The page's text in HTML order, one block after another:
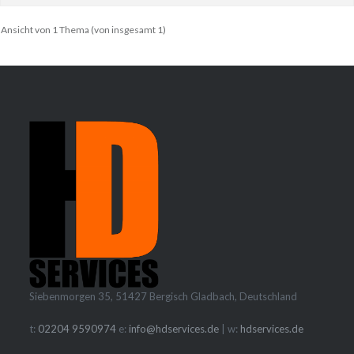
Ansicht von 1 Thema (von insgesamt 1)
Siebenmorgen 35, 51427 Bergisch Gladbach, Deutschland
t: 02204 9590974 e: info@hdservices.de | w: hdservices.de